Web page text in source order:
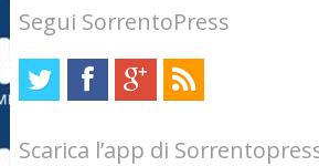
Segui SorrentoPress
Scarica l’app di